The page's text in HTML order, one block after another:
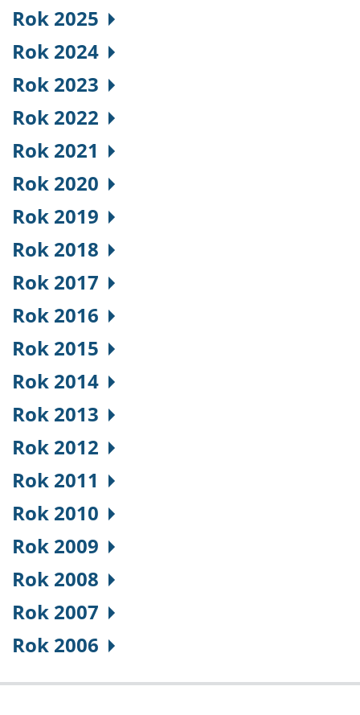
Rok 2025
Rok 2024
Rok 2023
Rok 2022
Rok 2021
Rok 2020
Rok 2019
Rok 2018
Rok 2017
Rok 2016
Rok 2015
Rok 2014
Rok 2013
Rok 2012
Rok 2011
Rok 2010
Rok 2009
Rok 2008
Rok 2007
Rok 2006